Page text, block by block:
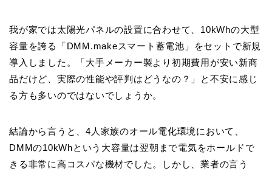
我が家では太陽光パネルの設置に合わせて、10kWhの大型
容量を誇る「DMM.makeスマート蓄電池」をセットで新規
導入しました。「大手メーカー製より初期費用が安い新商
品だけど、実際の性能や評判はどうなの？」と不安に感じ
る方も多いのではないでしょうか。
結論から言うと、4人家族のオール電化環境において、
DMMの10kWhという大容量は翌朝まで電気をホールドで
きる非常に高コスパな機材でした。しかし、業者の言う